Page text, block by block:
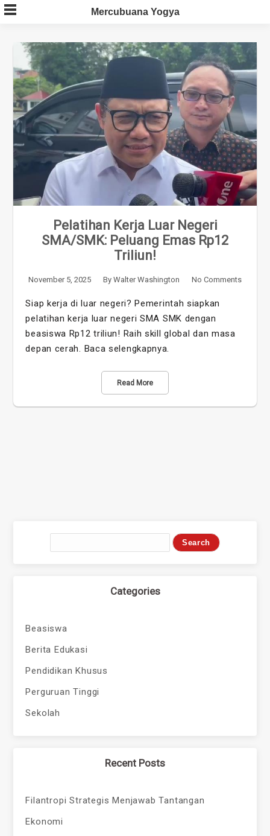
Skip
to
Mercubuana Yogya
Pelatihan Kerja Luar Negeri
SMA/SMK: Peluang Emas Rp12
Triliun!
November 5, 2025 By Walter Washington No Comments
Siap kerja di luar negeri? Pemerintah siapkan
pelatihan kerja luar negeri SMA SMK dengan
beasiswa Rp12 triliun! Raih skill global dan masa
depan cerah. Baca selengkapnya.
Read More
Categories
Beasiswa
Berita Edukasi
Pendidikan Khusus
Perguruan Tinggi
Sekolah
Recent Posts
Filantropi Strategis Menjawab Tantangan
Ekonomi